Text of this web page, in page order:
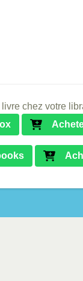
chez votre